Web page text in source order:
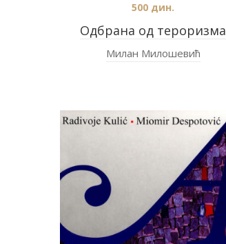
Одбрана од тероризма
500 дин.
Милан Милошевић